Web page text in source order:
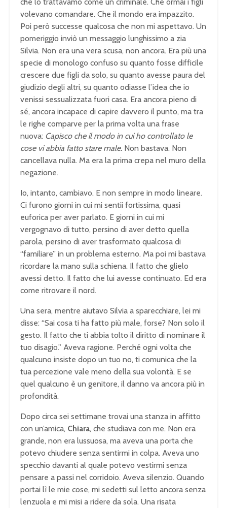
volevano comandare. Che il mondo era impazzito.
Poi però successe qualcosa che non mi aspettavo. Un
pomeriggio inviò un messaggio lunghissimo a zia
Silvia. Non era una vera scusa, non ancora. Era più una
specie di monologo confuso su quanto fosse difficile
crescere due figli da solo, su quanto avesse paura del
giudizio degli altri, su quanto odiasse l’idea che io
venissi sessualizzata fuori casa. Era ancora pieno di
sé, ancora incapace di capire davvero il punto, ma tra
le righe comparve per la prima volta una frase
nuova: Capisco che il modo in cui ho controllato le
cose vi abbia fatto stare male. Non bastava. Non
cancellava nulla. Ma era la prima crepa nel muro della
negazione.
Io, intanto, cambiavo. E non sempre in modo lineare.
Ci furono giorni in cui mi sentii fortissima, quasi
euforica per aver parlato. E giorni in cui mi
vergognavo di tutto, persino di aver detto quella
parola, persino di aver trasformato qualcosa di
“familiare” in un problema esterno. Ma poi mi bastava
ricordare la mano sulla schiena. Il fatto che glielo
avessi detto. Il fatto che lui avesse continuato. Ed era
come ritrovare il nord.
Una sera, mentre aiutavo Silvia a sparecchiare, lei mi
disse: “Sai cosa ti ha fatto più male, forse? Non solo il
gesto. Il fatto che ti abbia tolto il diritto di nominare il
tuo disagio.” Aveva ragione. Perché ogni volta che
qualcuno insiste dopo un tuo no, ti comunica che la
tua percezione vale meno della sua volontà. E se
quel qualcuno è un genitore, il danno va ancora più in
profondità.
Dopo circa sei settimane trovai una stanza in affitto
con un’amica, Chiara, che studiava con me. Non era
grande, non era lussuosa, ma aveva una porta che
potevo chiudere senza sentirmi in colpa. Aveva uno
specchio davanti al quale potevo vestirmi senza
pensare a passi nel corridoio. Aveva silenzio. Quando
portai lì le mie cose, mi sedetti sul letto ancora senza
lenzuola e mi misi a ridere da sola. Una risata